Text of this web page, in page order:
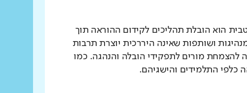
הוא הובלת תהליכים לקידום ההוראה תוך
ושותפות שאינה היררכית יוצרת תרבות
להצמחת מורים לתפקידי הובלה והנהגה. כמו
כלפי התלמידים והישגיהם.